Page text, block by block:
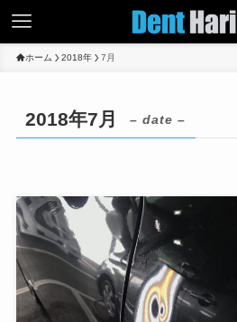
ホーム 2018年 7月
2018年7月 – date –